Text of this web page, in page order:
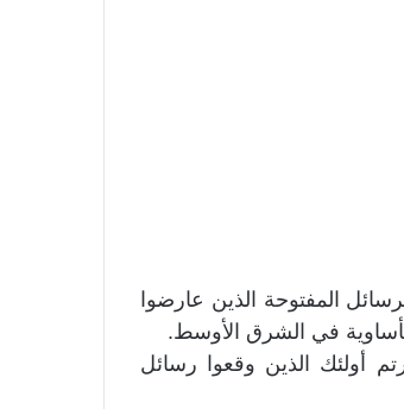
المفتوحة الذين عارضوا
في الشرق الأوسط.
أولئك الذين وقعوا رسائل